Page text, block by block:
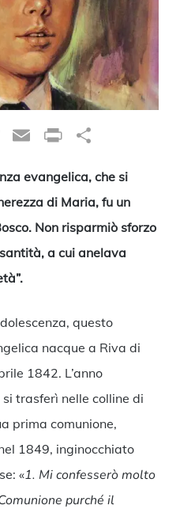
CopyEmailPrint
evangelica, che si
di Maria, fu un
Non risparmiò sforzo
a cui anelava
questo
nacque a Riva di
1842. L’anno
trasferì nelle colline di
prima comunione,
1849, inginocchiato
«1. Mi confesserò molto
purché il